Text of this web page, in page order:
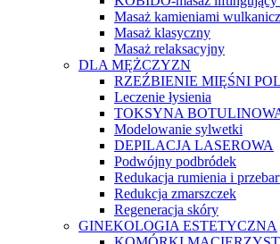
Masaż kamieniami
Masaż klasyczny
Masaż relaksacyjny
DLA MĘŻCZYZN
RZEŹBIENIE MIĘŚNI
Leczenie łysienia
TOKSYNA
Modelowanie sylwetki
DEPILACJA LASEROWA
Podwójny podbródek
Redukacja rumienia i
Redukcja zmarszczek
Regeneracja skóry
GINEKOLOGIA ESTETYCZNA